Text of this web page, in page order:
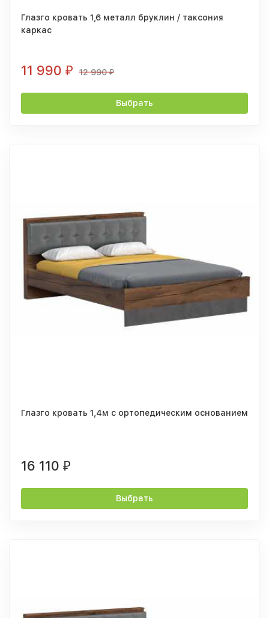
Глазго кровать 1,6 металл бруклин / таксония
каркас
11 990 ₽ 12 990₽
Выбрать
Глазго кровать 1,4м с ортопедическим основанием
16 110 ₽
Выбрать